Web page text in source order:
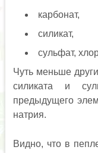
карбонат,
силикат,
сульфат,
Чуть меньше
силиката и
предыдущего
натрия.
Видно, что в